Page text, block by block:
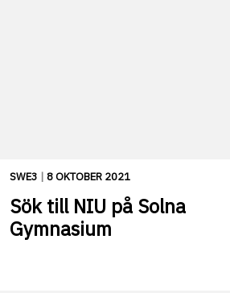
SWE3 | 8 OKTOBER 2021
Sök till NIU på Solna
Gymnasium